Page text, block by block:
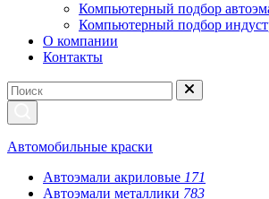
Компьютерный подбор
Компьютерный подбор
О компании
Контакты
Автомобильные краски
Автоэмали акриловые 171
Автоэмали металлики 783